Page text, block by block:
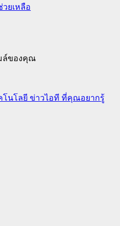
ยเหลือ
ล์ของคุณ
โนโลยี ข่าวไอที ที่คุณอยากรู้